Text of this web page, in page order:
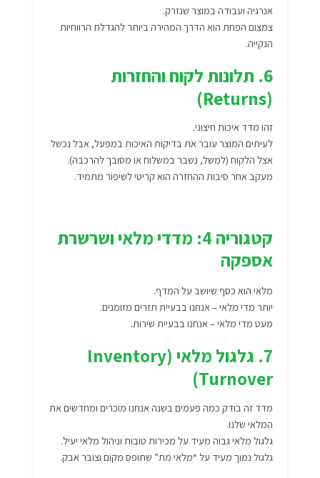
אנרגיה ועבודה במוצר שנזרק.
צמצום הפחת הוא הדרך המהירה ביותר להגדלת הרווחיות
הנקייה.
6. תלונות לקוח והחזרות
(Returns)
זהו מדד איכות חיצוני.
לעיתים המוצר עובר את בדיקות האיכות במפעל, אבל נכשל
אצל הלקוח (למשל, נשבר במשלוח או מסובך להרכבה).
מעקב אחר סיבות ההחזרה הוא קריטי לשיפור מתמיד.
קטגוריה 4: מדדי מלאי ושרשרת
אספקה
מלאי הוא כסף שיושב על המדף.
יותר מדי מלאי – אנחנו בבעיית תזרים מזומנים.
מעט מדי מלאי – אנחנו בבעיית שירות.
7. גלגול מלאי (Inventory
Turnover)
מדד זה בודק כמה פעמים בשנה אנחנו מוכרים ומחדשים את
המלאי שלנו.
גלגול מלאי גבוה מעיד על מכירות טובות וניהול מלאי יעיל.
גלגול נמוך מעיד על “מלאי מת” שתופס מקום וצובר אבק.